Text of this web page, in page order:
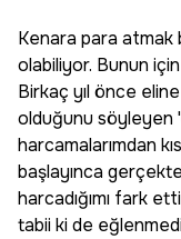
Kenara para
olabiliyor. Bunun için
Birkaç yıl önce
olduğunu söyleyen
harcamalarımdan
başlayınca
harcadığımı fark
tabii ki de